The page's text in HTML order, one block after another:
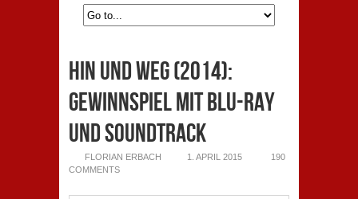
Hin und Weg (2014):
Gewinnspiel mit Blu-ray
und Soundtrack
FLORIAN ERBACH 1. APRIL 2015
190
COMMENTS